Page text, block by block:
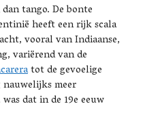
tango. De bonte
heeft een rijk scala
vooral van Indiaanse,
variërend van de
tot de gevoelige
meer
dat in de 19e eeuw